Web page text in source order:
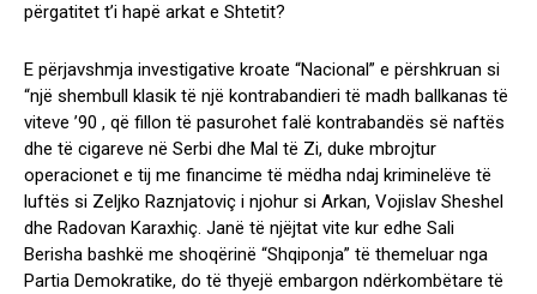
përgatitet t’i hapë arkat e Shtetit?
E përjavshmja investigative kroate “Nacional” e përshkruan si
“një shembull klasik të një kontrabandieri të madh ballkanas të
viteve ’90 , që fillon të pasurohet falë kontrabandës së naftës
dhe të cigareve në Serbi dhe Mal të Zi, duke mbrojtur
operacionet e tij me financime të mëdha ndaj kriminelëve të
luftës si Zeljko Raznjatoviç i njohur si Arkan, Vojislav Sheshel
dhe Radovan Karaxhiç. Janë të njëjtat vite kur edhe Sali
Berisha bashkë me shoqërinë “Shqiponja” të themeluar nga
Partia Demokratike, do të thyejë embargon ndërkombëtare të